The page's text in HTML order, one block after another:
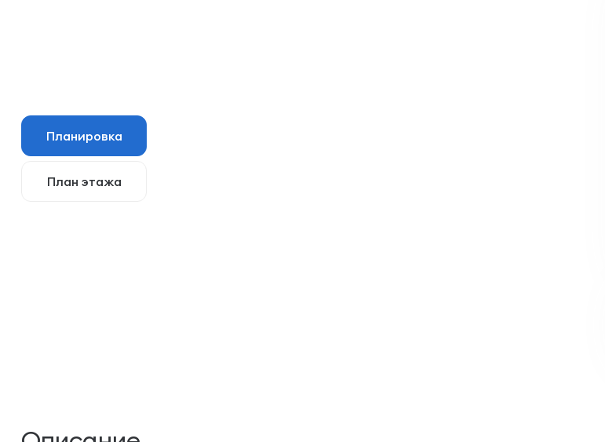
Планировка
План этажа